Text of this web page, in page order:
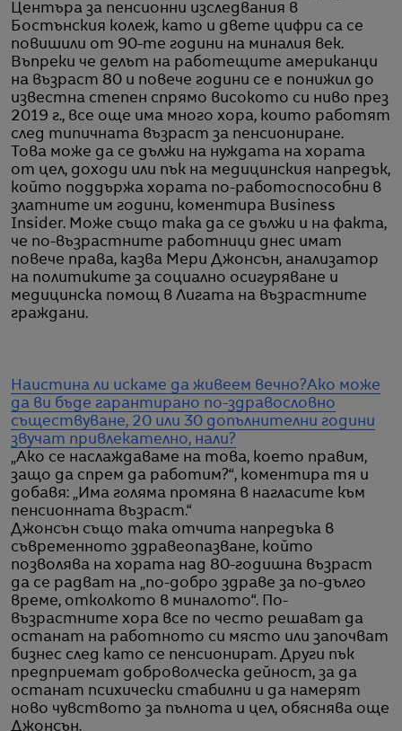
Центъра за пенсионни изследвания в
Бостънския колеж, като и двете цифри са се
повишили от 90-те години на миналия век.
Въпреки че делът на работещите американци
на възраст 80 и повече години се е понижил до
известна степен спрямо високото си ниво през
2019 г., все още има много хора, които работят
след типичната възраст за пенсиониране.
Това може да се дължи на нуждата на хората
от цел, доходи или пък на медицинския напредък,
който поддържа хората по-работоспособни в
златните им години, коментира Business
Insider. Може също така да се дължи и на факта,
че по-възрастните работници днес имат
повече права, казва Мери Джонсън, анализатор
на политиките за социално осигуряване и
медицинска помощ в Лигата на възрастните
граждани.
Наистина ли искаме да живеем вечно?Ако може
да ви бъде гарантирано по-здравословно
съществуване, 20 или 30 допълнителни години
звучат привлекателно, нали?
„Ако се наслаждаваме на това, което правим,
защо да спрем да работим?“, коментира тя и
добавя: „Има голяма промяна в нагласите към
пенсионната възраст.“
Джонсън също така отчита напредъка в
съвременното здравеопазване, който
позволява на хората над 80-годишна възраст
да се радват на „по-добро здраве за по-дълго
време, отколкото в миналото“. По-
възрастните хора все по често решават да
останат на работното си място или започват
бизнес след като се пенсионират. Други пък
предприемат доброволческа дейност, за да
останат психически стабилни и да намерят
ново чувството за пълнота и цел, обяснява още
Джонсън.